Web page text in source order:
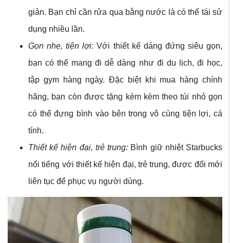
giản. Bạn chỉ cần rửa qua bằng nước là có thể tái sử
dụng nhiều lần.
Gọn nhẹ, tiện lợi: Với thiết kế dáng đứng siêu gọn,
bạn có thể mang đi dễ dàng như đi du lịch, đi học,
tập gym hàng ngày. Đặc biệt khi mua hàng chính
hãng, bạn còn được tặng kèm kèm theo túi nhỏ gọn
có thể đựng bình vào bên trong vô cùng tiện lợi, cá
tính.
Thiết kế hiện đại, trẻ trung: Bình giữ nhiệt Starbucks
nổi tiếng với thiết kế hiện đại, trẻ trung, được đổi mới
liên tục để phục vụ người dùng.